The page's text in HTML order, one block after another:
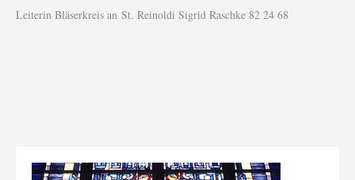
Leiterin Bläserkreis an St. Reinoldi Sigrid Raschke 82 24 68